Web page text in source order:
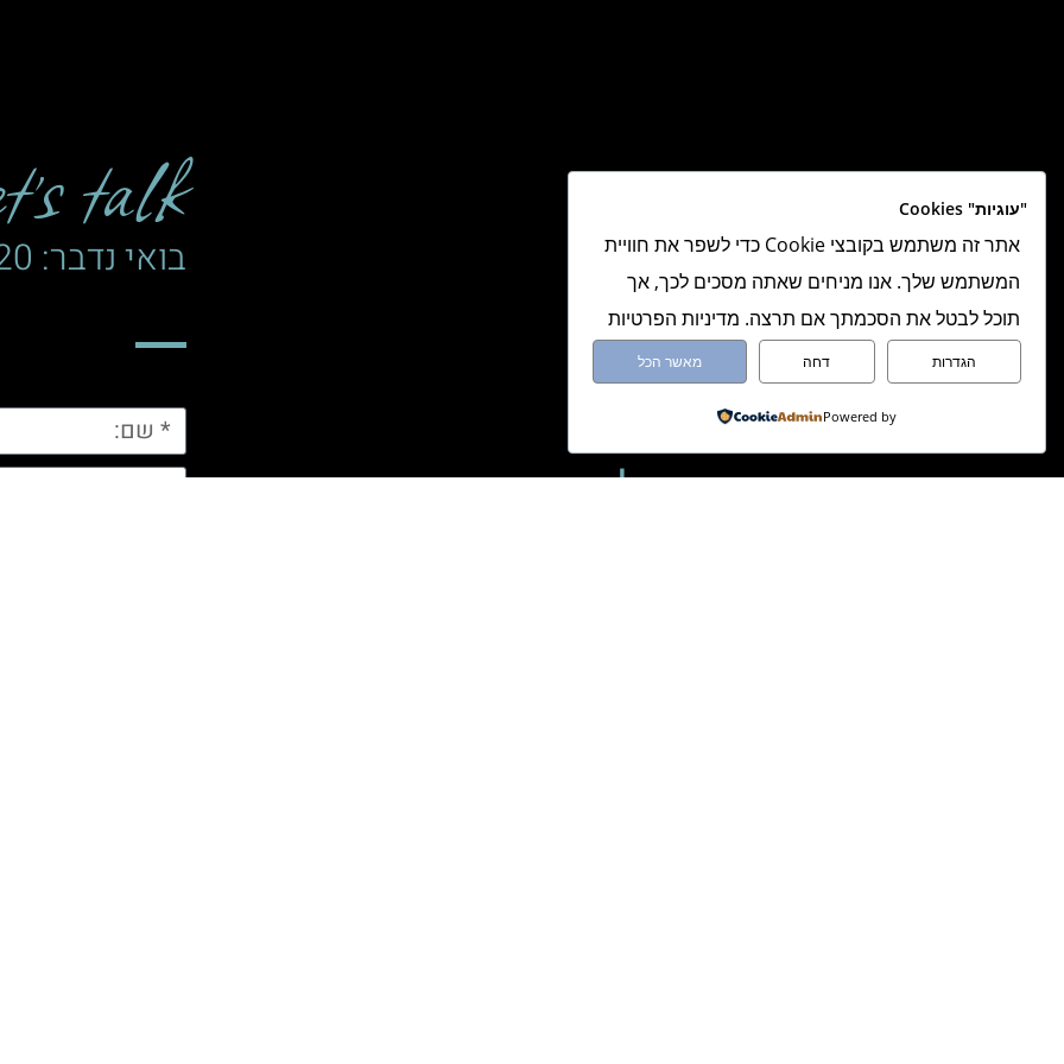
מעיין אלמגור
talk
בואי נדבר: 052-4203720
"עוגיות" Cookies
אתר זה משתמש בקובצי Cookie כדי לשפר את חוויית
המשתמש שלך. אנו מניחים שאתה מסכים לכך, אך
תוכל לבטל את הסכמתך אם תרצה. מדיניות הפרטיות
הגדרות דחה מאשר הכל
Powered by